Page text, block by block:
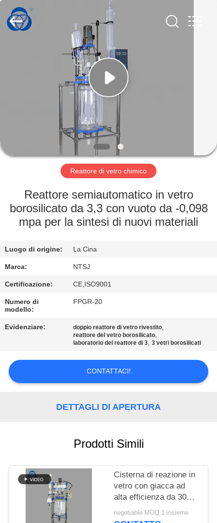
PRODOTTI
GIRO
FABBRICA
CONTROLLO
QUALITÀ
CONTATTICI
NOTIZIE
UNA
CITAZIONE
SITEMAP
PRIVACY
2026
Nantong
Sanjing
Chemglass
Co.,Ltd.
Reattore di vetro chimico
Reattore semiautomatico in vetro
borosilicato da 3,3 con vuoto da -0,098
mpa per la sintesi di nuovi materiali
Luogo di origine: La Cina
Marca: NTSJ
Certificazione: CE,ISO9001
Numero di
modello:
FPGR-20
Evidenziare: doppio reattore di vetro rivestito,
reattore del vetro borosilicato,
laboratorio del reattore di 3,3 vetri borosilicati
CONTATTACI!
DETTAGLI DI APERTURA
Prodotti Simili
Cisterna di reazione in
vetro con giacca ad
alta efficienza da 30
litri con condensatore
per la sintesi di nuovi
negotiable MOQ:1 insieme